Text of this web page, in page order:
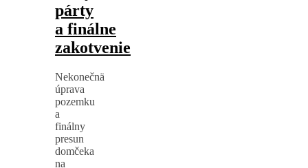
párty
a finálne
zakotvenie
Nekonečnä
úprava
pozemku
a
finálny
presun
domčeka
na